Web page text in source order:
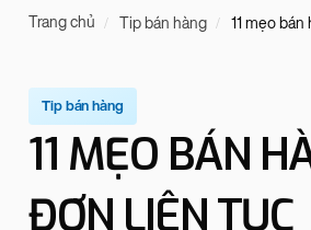
Trang chủ Tip bán hàng 11 mẹo
Tip bán hàng
11 MẸO BÁN
ĐƠN LIÊN TỤC